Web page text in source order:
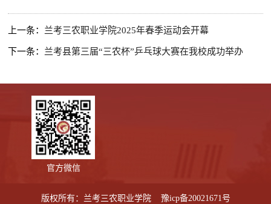
上一条： 兰考三农职业学院2025年春季运动会开幕
下一条： 兰考县第三届“三农杯”乒乓球大赛在我校成功举办
官方微信
版权所有：兰考三农职业学院 豫icp备20021671号